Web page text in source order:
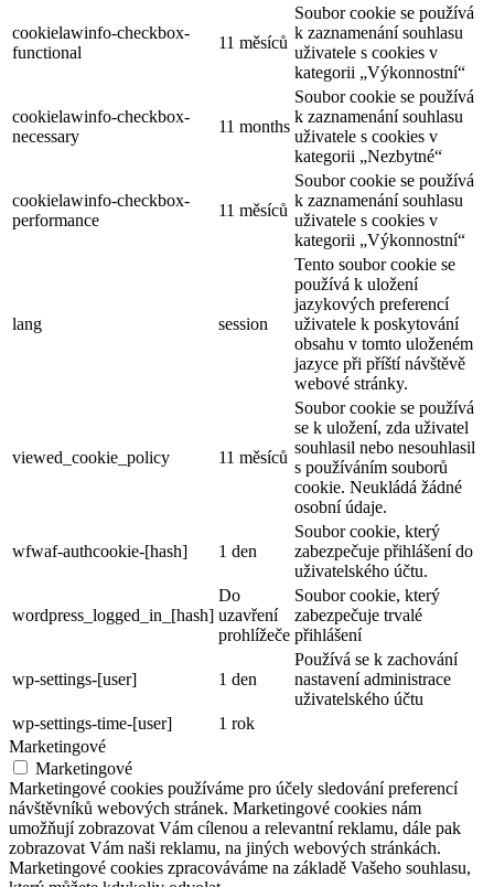
cookielawinfo-checkbox-
functional
11 měsíců
Soubor cookie se používá
k zaznamenání souhlasu
uživatele s cookies v
kategorii „Výkonnostní“
cookielawinfo-checkbox-
necessary
11 months
Soubor cookie se používá
k zaznamenání souhlasu
uživatele s cookies v
kategorii „Nezbytné“
cookielawinfo-checkbox-
performance
11 měsíců
Soubor cookie se používá
k zaznamenání souhlasu
uživatele s cookies v
kategorii „Výkonnostní“
lang session
Tento soubor cookie se
používá k uložení
jazykových preferencí
uživatele k poskytování
obsahu v tomto uloženém
jazyce při příští návštěvě
webové stránky.
viewed_cookie_policy 11 měsíců
Soubor cookie se používá
se k uložení, zda uživatel
souhlasil nebo nesouhlasil
s používáním souborů
cookie. Neukládá žádné
osobní údaje.
wfwaf-authcookie-[hash] 1 den
Soubor cookie, který
zabezpečuje přihlášení do
uživatelského účtu.
wordpress_logged_in_[hash]
Do
uzavření
prohlížeče
Soubor cookie, který
zabezpečuje trvalé
přihlášení
wp-settings-[user] 1 den
Používá se k zachování
nastavení administrace
uživatelského účtu
wp-settings-time-[user]
1 rok
Marketingové
Marketingové
Marketingové cookies používáme pro účely sledování preferencí
návštěvníků webových stránek. Marketingové cookies nám
umožňují zobrazovat Vám cílenou a relevantní reklamu, dále pak
zobrazovat Vám naši reklamu, na jiných webových stránkách.
Marketingové cookies zpracováváme na základě Vašeho souhlasu,